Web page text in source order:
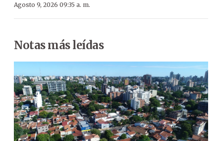
Agosto 9, 2026 09:35 a. m.
Notas más leídas